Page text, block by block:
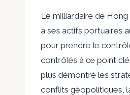
Le milliardaire de
à ses actifs portuaires
pour prendre le
contrôlés à ce point
plus démontré les
conflits géopolitiques,